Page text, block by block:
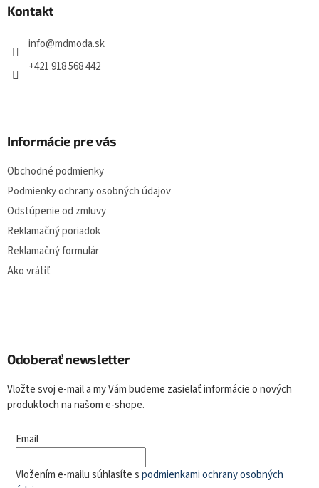
Kontakt
info@mdmoda.sk
+421 918 568 442
Informácie pre vás
Obchodné podmienky
Podmienky ochrany osobných údajov
Odstúpenie od zmluvy
Reklamačný poriadok
Reklamačný formulár
Ako vrátiť
Odoberať newsletter
Vložte svoj e-mail a my Vám budeme zasielať informácie o nových
produktoch na našom e-shope.
Email
Vložením e-mailu súhlasíte spodmienkami ochrany osobných